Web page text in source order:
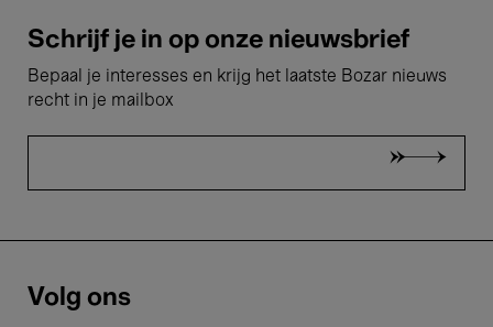
Schrijf je in op onze nieuwsbrief
Bepaal je interesses en krijg het laatste Bozar nieuws
recht in je mailbox
Volg ons